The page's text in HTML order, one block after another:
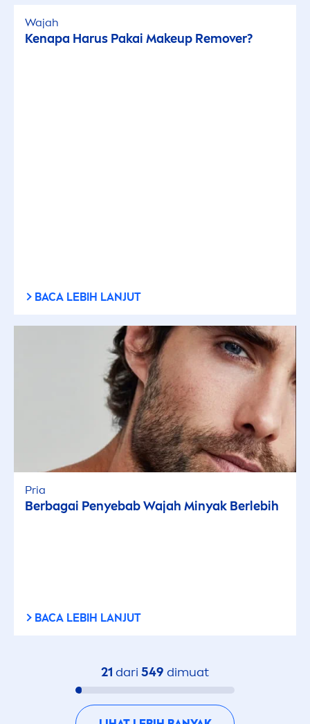
Wajah
Kenapa Harus Pakai Makeup Remover?
BACA LEBIH LANJUT
Pria
Berbagai Penyebab Wajah Minyak Berlebih
BACA LEBIH LANJUT
21 dari 549 dimuat